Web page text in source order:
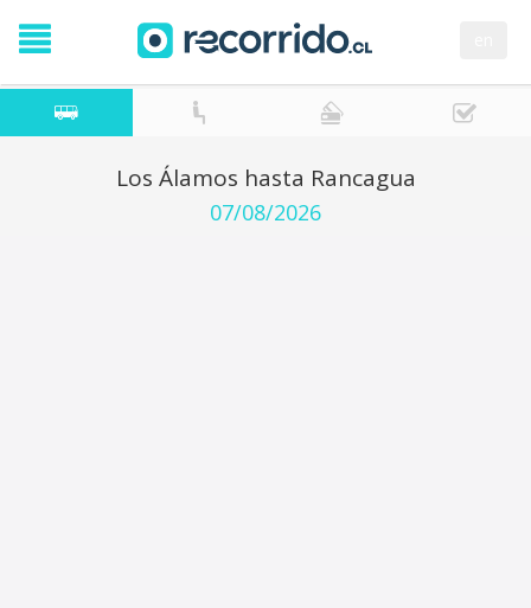
Los Álamos hasta Rancagua
07/08/2026